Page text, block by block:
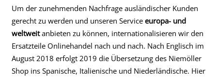
Um der zunehmenden Nachfrage ausländischer Kunden
gerecht zu werden und unseren Service europa- und
weltweitanbieten zu können, internationalisieren wir den
Ersatzteile Onlinehandel nach und nach. Nach Englisch im
August 2018 erfolgt 2019 die Übersetzung des Niemöller
Shop ins Spanische, Italienische und Niederländische. Hier